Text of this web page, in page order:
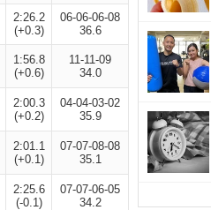
2:26.2
(+0.3)
06-06-06-08
36.6
1:56.8
(+0.6)
11-11-09
34.0
2:00.3
(+0.2)
04-04-03-02
35.9
2:01.1
(+0.1)
07-07-08-08
35.1
2:25.6
(-0.1)
07-07-06-05
34.2